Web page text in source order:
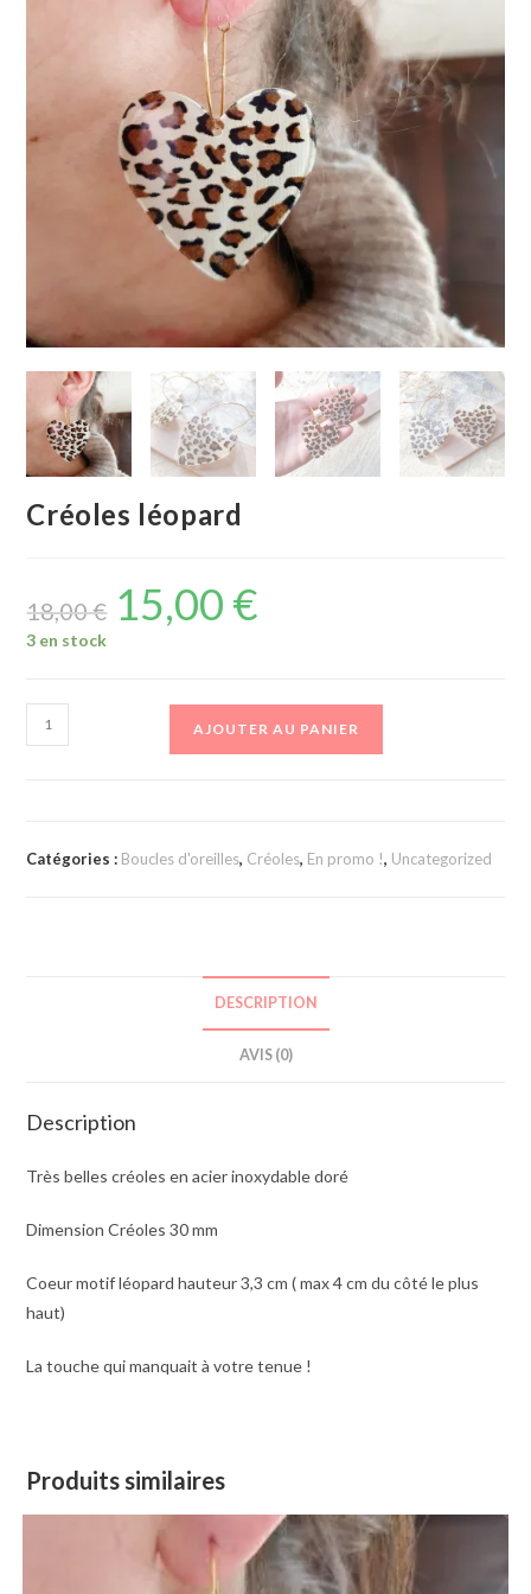
Créoles léopard
18,00€
Le
prix
initial
15,00 €Le
actuel
3 en stock
quantité
de
AJOUTER AU PANIER
Catégories : Boucles d'oreilles, Créoles, En promo !, Uncategorized
DESCRIPTION
AVIS (0)
Description
Très belles créoles en acier inoxydable doré
Dimension Créoles 30 mm
Coeur motif léopard hauteur 3,3 cm ( max 4 cm du côté le plus
haut)
La touche qui manquait à votre tenue !
Produits similaires